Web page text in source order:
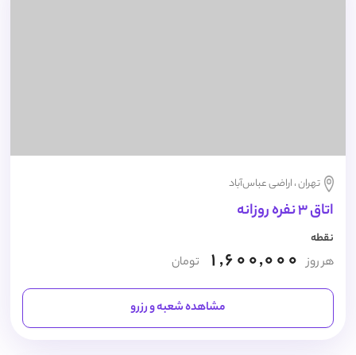
تهران ، اراضی عباس‌آباد
اتاق 3 نفره روزانه
نقطه
هر روز 1,600,000 تومان
مشاهده شعبه و رزرو